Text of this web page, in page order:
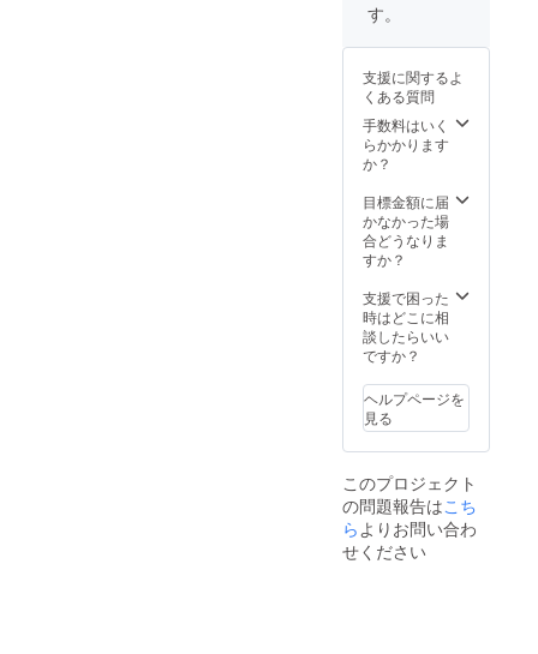
意させ
ます。
※御礼の
動画は
YouTub
eの限定
URLを
共有さ
せて頂
きま
支援
時、必
ず備考
欄にパ
レット
に掲載
を希望
される
をご記
入くだ
さい。
す。 ご
日時の
回を選
択下さ
い。 ※
チケッ
日会場
にて引
き換え
とさせ
ます。
※VIP席
は画像
に記載
ターエ
リアか
らご用
意させ
ます。
※御礼の
動画は
YouTub
eの限定
す。
支援に関するよ
くある質問
手数料はいく
らかかります
か？
目標金額に届
かなかった場
合どうなりま
すか？
支援で困った
時はどこに相
談したらいい
ですか？
ヘルプページを
見る
このプロジェクト
の問題報告はこち
らよりお問い合わ
せください